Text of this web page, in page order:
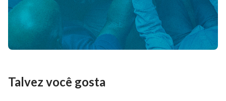
92
95 96
99
100 101 102 103 104
105
106
107 108 109 110 111
112
120
121 122
Talvez você gosta